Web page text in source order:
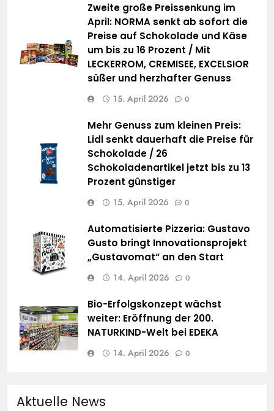
Zweite große Preissenkung im
April: NORMA senkt ab sofort die
Preise auf Schokolade und Käse
um bis zu 16 Prozent / Mit
LECKERROM, CREMISEE, EXCELSIOR
süßer und herzhafter Genuss
15. April 2026 0
Mehr Genuss zum kleinen Preis:
Lidl senkt dauerhaft die Preise für
Schokolade / 26
Schokoladenartikel jetzt bis zu 13
Prozent günstiger
15. April 2026 0
Automatisierte Pizzeria: Gustavo
Gusto bringt Innovationsprojekt
„Gustavomat“ an den Start
14. April 2026 0
Bio-Erfolgskonzept wächst
weiter: Eröffnung der 200.
NATURKIND-Welt bei EDEKA
14. April 2026 0
Aktuelle News